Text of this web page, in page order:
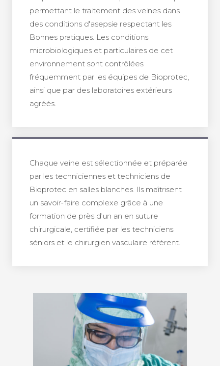
permettant le traitement des veines dans
des conditions d'asepsie respectant les
Bonnes pratiques. Les conditions
microbiologiques et particulaires de cet
environnement sont contrôlées
fréquemment par les équipes de Bioprotec,
ainsi que par des laboratoires extérieurs
agréés.
Chaque veine est sélectionnée et préparée
par les techniciennes et techniciens de
Bioprotec en salles blanches. Ils maîtrisent
un savoir-faire complexe grâce à une
formation de près d'un an en suture
chirurgicale, certifiée par les techniciens
séniors et le chirurgien vasculaire référent.